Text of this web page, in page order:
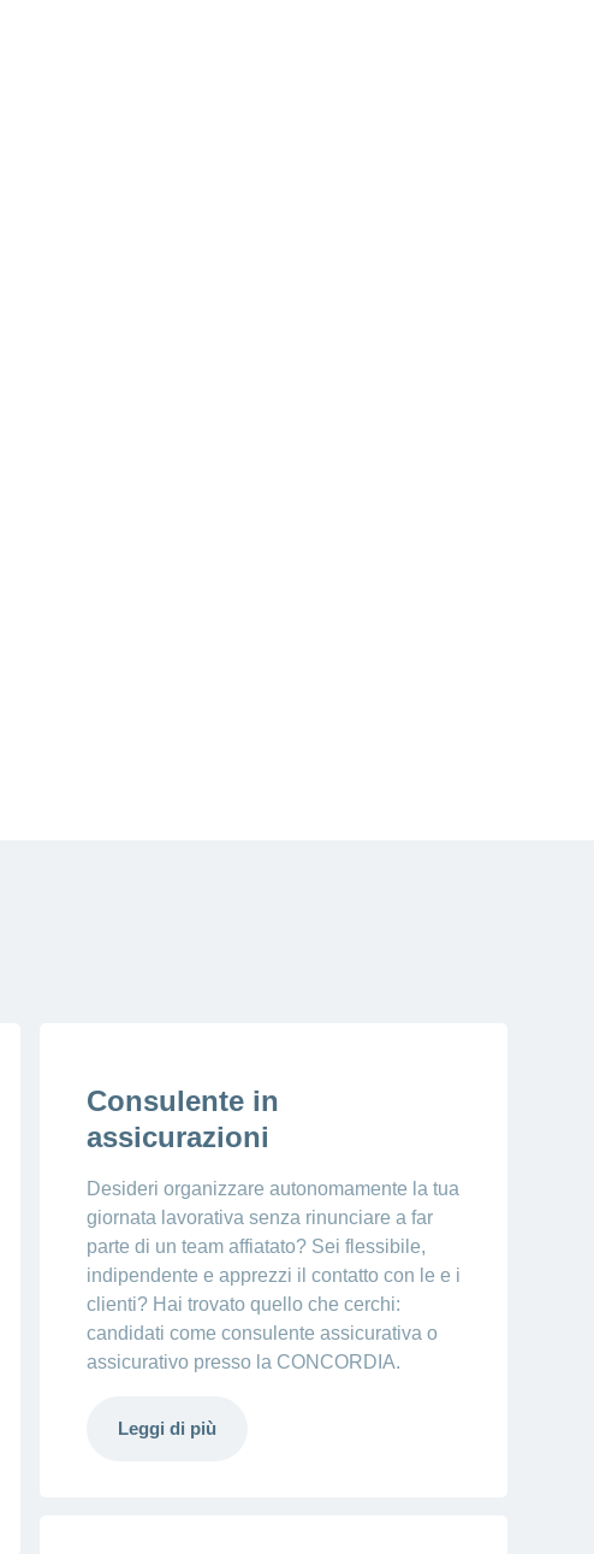
Consulente in
assicurazioni
Desideri organizzare autonomamente la tua
giornata lavorativa senza rinunciare a far
parte di un team affiatato? Sei flessibile,
indipendente e apprezzi il contatto con le e i
clienti? Hai trovato quello che cerchi:
candidati come consulente assicurativa o
assicurativo presso la CONCORDIA.
Leggi di più